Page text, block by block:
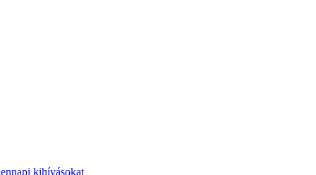
kihívásokat